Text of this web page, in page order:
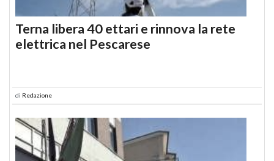
Terna libera 40 ettari e rinnova la rete
elettrica nel Pescarese
di Redazione